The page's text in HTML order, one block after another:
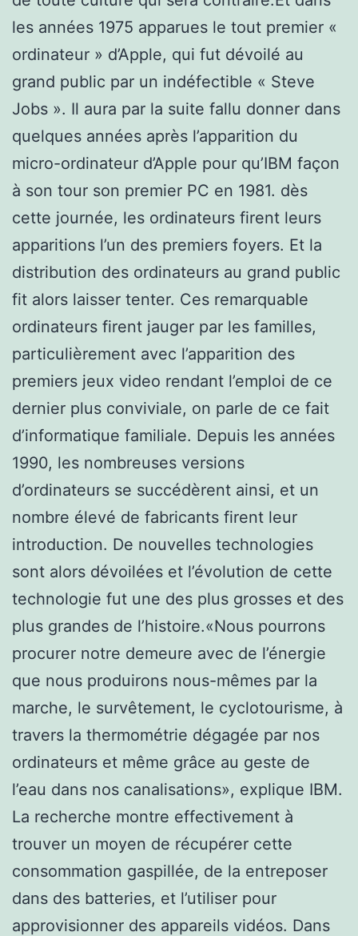
les années 1975 apparues le tout premier «
ordinateur » d’Apple, qui fut dévoilé au
grand public par un indéfectible « Steve
Jobs ». Il aura par la suite fallu donner dans
quelques années après l’apparition du
micro-ordinateur d’Apple pour qu’IBM façon
à son tour son premier PC en 1981. dès
cette journée, les ordinateurs firent leurs
apparitions l’un des premiers foyers. Et la
distribution des ordinateurs au grand public
fit alors laisser tenter. Ces remarquable
ordinateurs firent jauger par les familles,
particulièrement avec l’apparition des
premiers jeux video rendant l’emploi de ce
dernier plus conviviale, on parle de ce fait
d’informatique familiale. Depuis les années
1990, les nombreuses versions
d’ordinateurs se succédèrent ainsi, et un
nombre élevé de fabricants firent leur
introduction. De nouvelles technologies
sont alors dévoilées et l’évolution de cette
technologie fut une des plus grosses et des
plus grandes de l’histoire.«Nous pourrons
procurer notre demeure avec de l’énergie
que nous produirons nous-mêmes par la
marche, le survêtement, le cyclotourisme, à
travers la thermométrie dégagée par nos
ordinateurs et même grâce au geste de
l’eau dans nos canalisations», explique IBM.
La recherche montre effectivement à
trouver un moyen de récupérer cette
consommation gaspillée, de la entreposer
dans des batteries, et l’utiliser pour
approvisionner des appareils vidéos. Dans